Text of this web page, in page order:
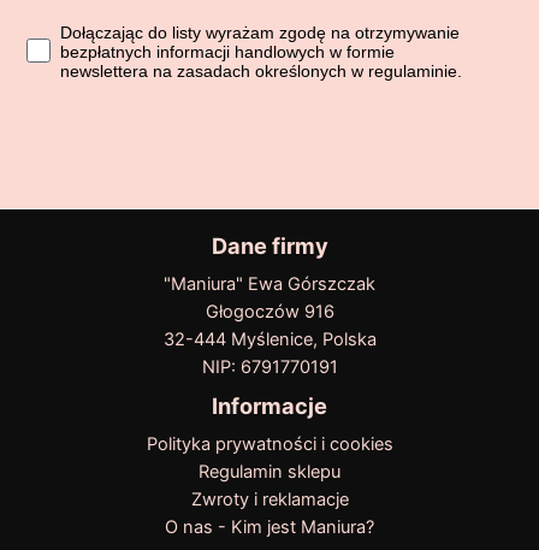
Dołączając do listy wyrażasz zgodę na otrzymywanie
Dołączając do listy wyrażam zgodę na otrzymywanie
bezpłatnych informacji handlowych w formie
newslettera na zasadach określonych w regulaminie.
Dane firmy
"Maniura" Ewa Górszczak
Głogoczów 916
32-444 Myślenice, Polska
NIP: 6791770191
Informacje
Polityka prywatności i cookies
Regulamin sklepu
Zwroty i reklamacje
O nas - Kim jest Maniura?